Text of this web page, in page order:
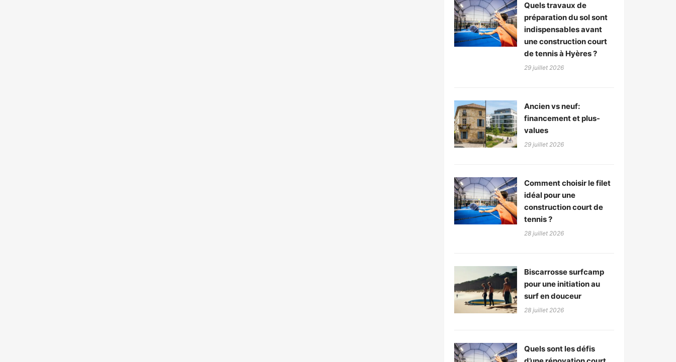
Quels travaux de
préparation du sol sont
indispensables avant
une construction court
de tennis à Hyères ?
29 juillet 2026
Ancien vs neuf:
financement et plus-
values
29 juillet 2026
Comment choisir le filet
idéal pour une
construction court de
tennis ?
28 juillet 2026
Biscarrosse surfcamp
pour une initiation au
surf en douceur
28 juillet 2026
Quels sont les défis